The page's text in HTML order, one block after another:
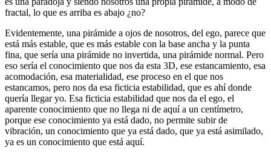
fractal, lo que es arriba es abajo ¿no?
Evidentemente, una pirámide a ojos de nosotros, del ego, parece que
está más estable, que es más estable con la base ancha y la punta
fina, que sería una pirámide no invertida, una pirámide normal. Pero
eso sería el conocimiento que nos da esta 3D, ese estancamiento, esa
acomodación, esa materialidad, ese proceso en el que nos
estancamos, pero nos da esa ficticia estabilidad, que es ahí donde
quería llegar yo. Esa ficticia estabilidad que nos da el ego, el
aparente conocimiento que no llega ni de aquí a un centímetro,
porque ese conocimiento ya está dado, no permite subir de
vibración, un conocimiento que ya está dado, que ya está asimilado,
ya es un conocimiento que está aquí.